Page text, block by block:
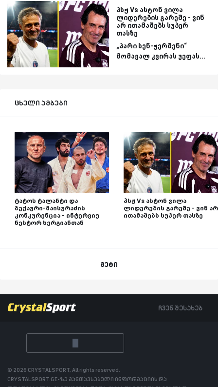
პსჟ Vs ასტონ ვილა
ლიდერების გარეშე - ვინ
არ ითამაშებს სუპერ
თასზე
„პარი სენ-ჟერმენი“
მომავალ კვირას უეფას...
ცხელი ამბები
ტატოს ტალანტი და
ბექაური-მაისურაძის
კონკურენცია - ინტერვიუ
ნესტორ ხერგიანთან
პსჟ Vs ასტონ ვილა
ლიდერების გარეშე - ვინ არ
ითამაშებს სუპერ თასზე
მეტი
ჩვენ შესახებ
© 2026 CRYSTALSPORT, All rights reserved.
CRYSTALSPORT.GE-ზე განთავსებული ინფორმაციის და